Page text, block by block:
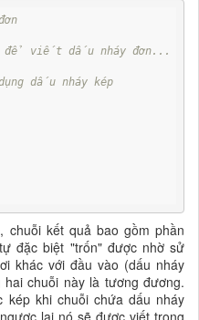
viết dấu nháy đơn...
dấu nháy kép
chuỗi kết quả bao gồm phần
đặc biệt "trốn" được nhờ sử
khác với đầu vào (dấu nháy
chuỗi này là tương đương.
kép khi chuỗi chứa dấu nháy
lại nó sẽ được viết trong